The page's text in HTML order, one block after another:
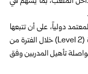
دولياً، على أن تتبعها
دورة الدراسات ‏الدولية لمدربي الكرة الطائرة (‏Level 2‌‏) خلال الفترة من
إطار مواصلة تأهيل المدربين وفق